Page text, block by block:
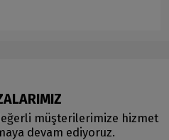
müşterilerimize hizmet
devam ediyoruz.